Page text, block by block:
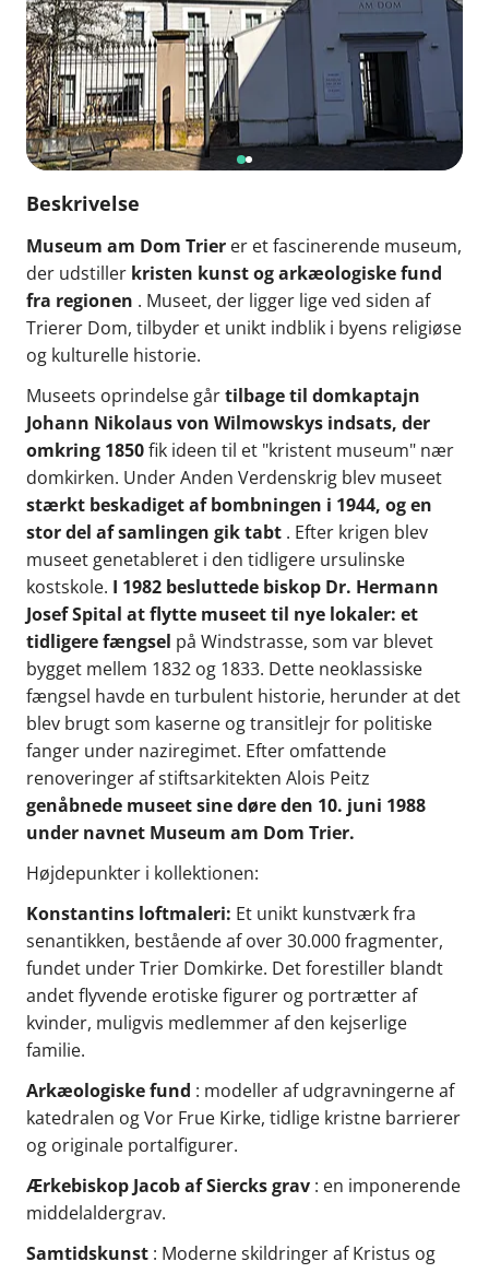
Beskrivelse
Museum am Dom Trier er et fascinerende museum,
der udstiller kristen kunst og arkæologiske fund
fra regionen . Museet, der ligger lige ved siden af
Trierer Dom, tilbyder et unikt indblik i byens religiøse
og kulturelle historie.
Museets oprindelse gårtilbage til domkaptajn
Johann Nikolaus von Wilmowskys indsats, der
omkring 1850fik ideen til et "kristent museum" nær
domkirken. Under Anden Verdenskrig blev museet
stærkt beskadiget af bombningen i 1944, og en
stor del af samlingen gik tabt . Efter krigen blev
museet genetableret i den tidligere ursulinske
kostskole. I 1982 besluttede biskop Dr. Hermann
Josef Spital at flytte museet til nye lokaler: et
tidligere fængsel på Windstrasse, som var blevet
bygget mellem 1832 og 1833. Dette neoklassiske
fængsel havde en turbulent historie, herunder at det
blev brugt som kaserne og transitlejr for politiske
fanger under naziregimet. Efter omfattende
renoveringer af stiftsarkitekten Alois Peitz
genåbnede museet sine døre den 10. juni 1988
under navnet Museum am Dom Trier.
Højdepunkter i kollektionen:
Konstantins loftmaleri: Et unikt kunstværk fra
senantikken, bestående af over 30.000 fragmenter,
fundet under Trier Domkirke. Det forestiller blandt
andet flyvende erotiske figurer og portrætter af
kvinder, muligvis medlemmer af den kejserlige
familie.
Arkæologiske fund : modeller af udgravningerne af
katedralen og Vor Frue Kirke, tidlige kristne barrierer
og originale portalfigurer.
Ærkebiskop Jacob af Siercks grav : en imponerende
middelaldergrav.
Samtidskunst : Moderne skildringer af Kristus og